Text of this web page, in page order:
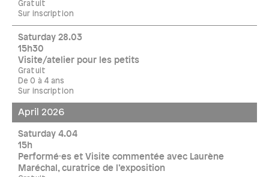
Gratuit
Sur inscription
Saturday 28.03
15h30
Visite/atelier pour les petits
Gratuit
De 0 à 4 ans
Sur inscription
April 2026
Saturday 4.04
15h
Performé·es et Visite commentée avec Laurène
Maréchal, curatrice de l’exposition